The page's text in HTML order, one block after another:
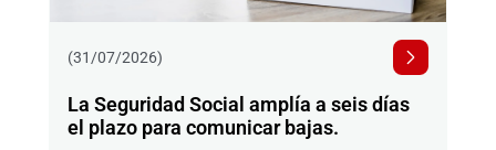
(31/07/2026)
La Seguridad Social amplía a seis días
el plazo para comunicar bajas.